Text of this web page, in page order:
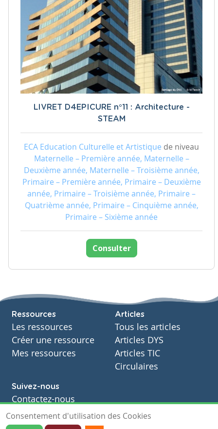
LIVRET D4EPICURE n°11 : Architecture -
STEAM
ECA Education Culturelle et Artistique de niveau
Maternelle – Première année, Maternelle –
Deuxième année, Maternelle – Troisième année,
Primaire – Première année, Primaire – Deuxième
année, Primaire – Troisième année, Primaire –
Quatrième année, Primaire – Cinquième année,
Primaire – Sixième année
Consulter
Ressources
Les ressources
Créer une ressource
Mes ressources
Articles
Tous les articles
Articles DYS
Articles TIC
Circulaires
Suivez-nous
Contactez-nous
Soutien scolaire
Notre page Facebook
Consentement d'utilisation des Cookies